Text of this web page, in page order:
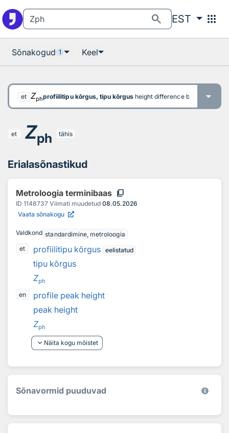
search EST apps
Sõnakogud 1 Keel
et Zphprofiilitipu kõrgus, tipu kõrgus height difference between a
et Zph tähis
Erialasõnastikud
Metroloogia terminibaas content_copy
ID 1148737 Viimati muudetud 08.05.2026
Vaata sõnakogu
Valdkond standardimine, metroloogia
et
profiilitipu kõrgus eelistatud
tipu kõrgus
Zph
en
profile peak height
peak height
Zph
keyboard_arrow_down Näita kogu mõistet
Sõnavormid puuduvad